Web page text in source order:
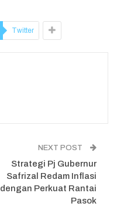
Twitter
NEXT POST
Strategi Pj Gubernur
Safrizal Redam Inflasi
dengan Perkuat Rantai
Pasok